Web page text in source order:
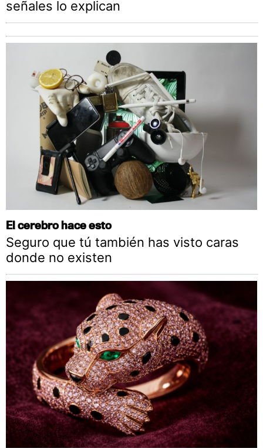
señales lo explican
El cerebro hace esto
Seguro que tú también has visto caras
donde no existen